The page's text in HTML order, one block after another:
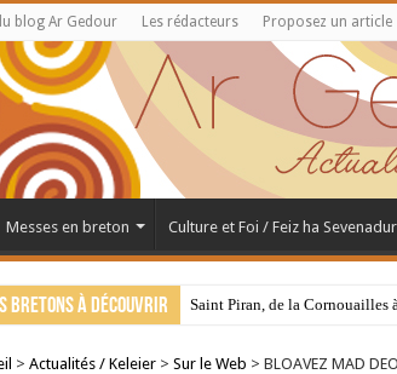
blog Ar Gedour Les rédacteurs Proposez un article
Messes en breton Culture et Foi / Feiz ha Sevenadur
bretons à découvrir Saint Piran, de la Cornouailles
> Actualités / Keleier > Sur le Web > BLOAVEZ MAD